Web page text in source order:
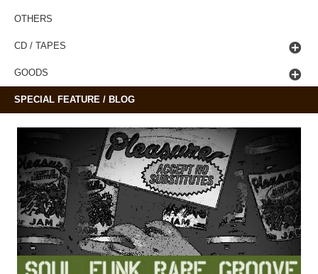
OTHERS
CD / TAPES
GOODS
SPECIAL FEATURE / BLOG